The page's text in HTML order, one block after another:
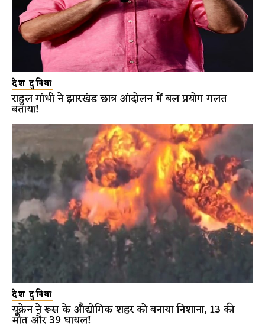
देश दुनिया
राहुल गांधी ने झारखंड छात्र आंदोलन में बल प्रयोग गलत
बताया!
देश दुनिया
यूक्रेन ने रूस के औद्योगिक शहर को बनाया निशाना, 13 की
मौत और 39 घायल!